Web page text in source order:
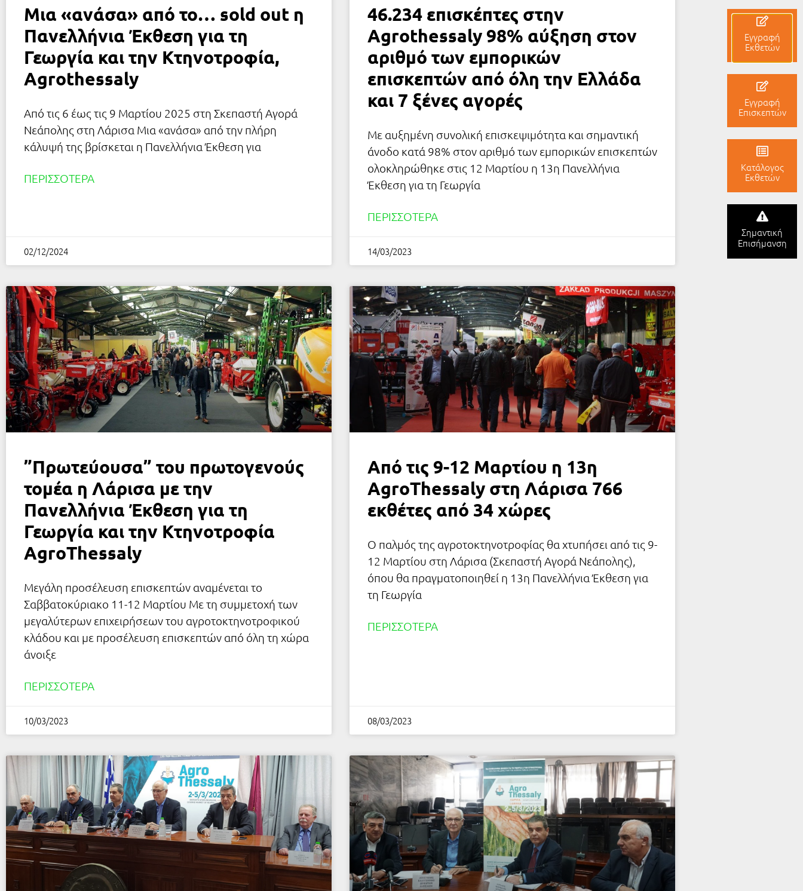
Μια «ανάσα» από το… sold out η
Πανελλήνια Έκθεση για τη
Γεωργία και την Κτηνοτροφία,
Agrothessaly
Από τις 6 έως τις 9 Μαρτίου 2025 στη Σκεπαστή Αγορά
Νεάπολης στη Λάρισα Μια «ανάσα» από την πλήρη
κάλυψή της βρίσκεται η Πανελλήνια Έκθεση για
ΠΕΡΙΣΣΌΤΕΡΑ
02/12/2024
46.234 επισκέπτες στην
Agrothessaly 98% αύξηση στον
αριθμό των εμπορικών
επισκεπτών από όλη την Ελλάδα
και 7 ξένες αγορές
Με αυξημένη συνολική επισκεψιμότητα και σημαντική
άνοδο κατά 98% στον αριθμό των εμπορικών επισκεπτών
ολοκληρώθηκε στις 12 Μαρτίου η 13η Πανελλήνια
Έκθεση για τη Γεωργία
ΠΕΡΙΣΣΌΤΕΡΑ
14/03/2023
”Πρωτεύουσα” του πρωτογενούς
τομέα η Λάρισα με την
Πανελλήνια Έκθεση για τη
Γεωργία και την Κτηνοτροφία
AgroThessaly
Μεγάλη προσέλευση επισκεπτών αναμένεται το
Σαββατοκύριακο 11-12 Μαρτίου Με τη συμμετοχή των
μεγαλύτερων επιχειρήσεων του αγροτοκτηνοτροφικού
κλάδου και με προσέλευση επισκεπτών από όλη τη χώρα
άνοιξε
ΠΕΡΙΣΣΌΤΕΡΑ
10/03/2023
Από τις 9-12 Μαρτίου η 13η
AgroThessaly στη Λάρισα 766
εκθέτες από 34 χώρες
Ο παλμός της αγροτοκτηνοτροφίας θα χτυπήσει από τις 9-
12 Μαρτίου στη Λάρισα (Σκεπαστή Αγορά Νεάπολης),
όπου θα πραγματοποιηθεί η 13η Πανελλήνια Έκθεση για
τη Γεωργία
ΠΕΡΙΣΣΌΤΕΡΑ
08/03/2023
Εγγραφή
Εκθετών
Εγγραφή
Επισκεπτών
Κατάλογος
Εκθετών
Σημαντική
Επισήμανση